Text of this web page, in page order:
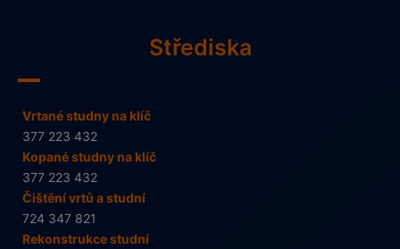
Střediska
Vrtané studny na klíč
377 223 432
Kopané studny na klíč
377 223 432
Čištění vrtů a studní
724 347 821
Rekonstrukce studní